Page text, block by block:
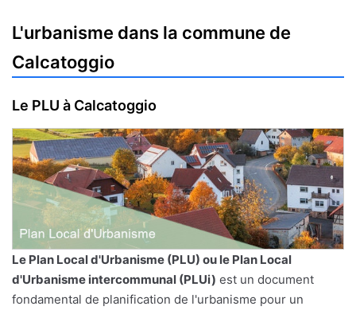
L'urbanisme dans la commune de
Calcatoggio
Le PLU à Calcatoggio
Le Plan Local d'Urbanisme (PLU) ou le Plan Local
d'Urbanisme intercommunal (PLUi) est un document
fondamental de planification de l'urbanisme pour un